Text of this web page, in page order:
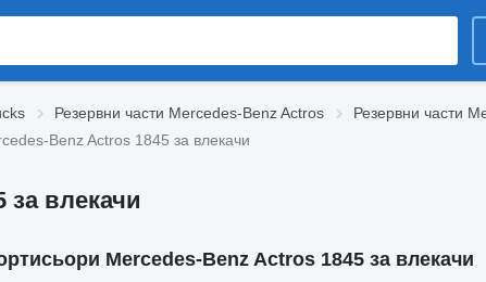
Резервни части Mercedes-Benz Actros Резервни части
Benz Actros 1845 за влекачи
влекачи
Mercedes-Benz Actros 1845 за влекачи